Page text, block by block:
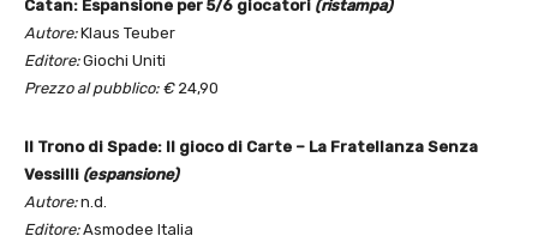
Catan: Espansione per 5/6 giocatori (ristampa)
Autore:Klaus Teuber
Editore:Giochi Uniti
Prezzo al pubblico: € 24,90
Il Trono di Spade: Il gioco di Carte – La Fratellanza Senza
Vessilli (espansione)
Autore:n.d.
Editore:Asmodee Italia